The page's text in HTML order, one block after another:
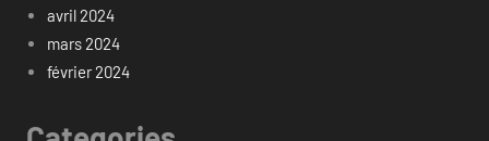
avril 2024
mars 2024
février 2024